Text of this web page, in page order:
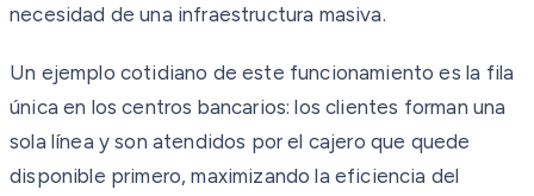
necesidad de una infraestructura masiva.
Un ejemplo cotidiano de este funcionamiento es la fila
única en los centros bancarios: los clientes forman una
sola línea y son atendidos por el cajero que quede
disponible primero, maximizando la eficiencia del